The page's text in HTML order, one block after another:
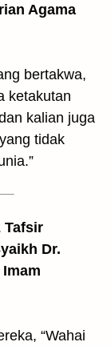
Agama
bertakwa,
ketakutan
kalian juga
tidak
Tafsir
Dr.
“Wahai